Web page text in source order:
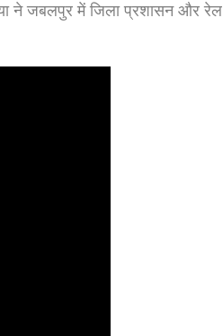
ने जबलपुर में जिला प्रशासन और रेल